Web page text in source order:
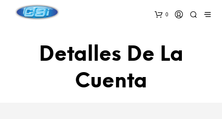
0
Detalles De La
Cuenta